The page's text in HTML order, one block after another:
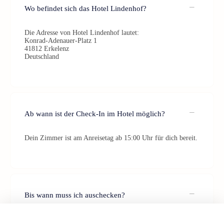
Wo befindet sich das Hotel Lindenhof?
Die Adresse von Hotel Lindenhof lautet:
Konrad-Adenauer-Platz 1
41812 Erkelenz
Deutschland
Ab wann ist der Check-In im Hotel möglich?
Dein Zimmer ist am Anreisetag ab 15:00 Uhr für dich bereit.
Bis wann muss ich auschecken?